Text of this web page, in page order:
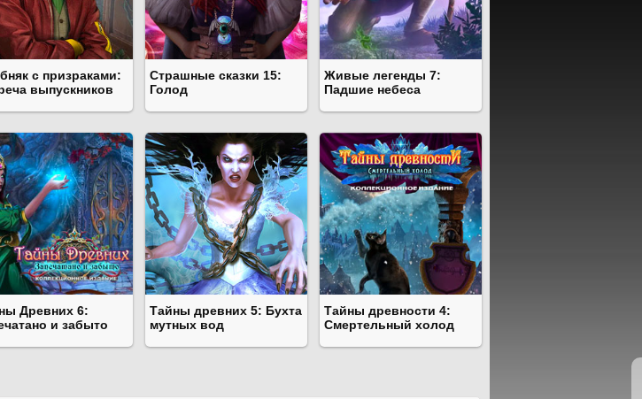
с призраками:
выпускников
Страшные сказки 15:
Голод
Живые легенды 7:
Падшие небеса
Древних 6:
и забыто
Тайны древних 5: Бухта
мутных вод
Тайны древности 4:
Смертельный холод